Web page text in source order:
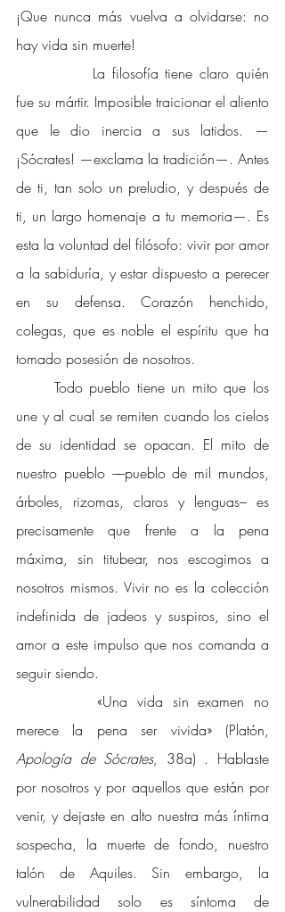
¡Que nunca más vuelva a olvidarse: no
hay vida sin muerte!
La filosofía tiene claro quién
fue su mártir. Imposible traicionar el aliento
que le dio inercia a sus latidos. —
¡Sócrates! —exclama la tradición—. Antes
de ti, tan solo un preludio, y después de
ti, un largo homenaje a tu memoria—. Es
esta la voluntad del filósofo: vivir por amor
a la sabiduría, y estar dispuesto a perecer
en su defensa. Corazón henchido,
colegas, que es noble el espíritu que ha
tomado posesión de nosotros.
Todo pueblo tiene un mito que los
une y al cual se remiten cuando los cielos
de su identidad se opacan. El mito de
nuestro pueblo ––pueblo de mil mundos,
árboles, rizomas, claros y lenguas– es
precisamente que frente a la pena
máxima, sin titubear, nos escogimos a
nosotros mismos. Vivir no es la colección
indefinida de jadeos y suspiros, sino el
amor a este impulso que nos comanda a
seguir siendo.
«Una vida sin examen no
Apología de Sócrates, 38a) . Hablaste
por nosotros y por aquellos que están por
venir, y dejaste en alto nuestra más íntima
sospecha, la muerte de fondo, nuestro
talón de Aquiles. Sin embargo, la
vulnerabilidad solo es síntoma de